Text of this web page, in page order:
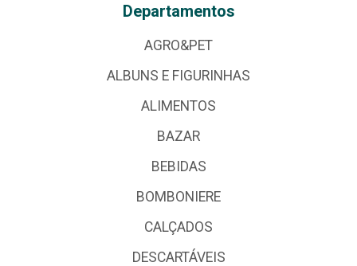
Departamentos
AGRO&PET
ALBUNS E FIGURINHAS
ALIMENTOS
BAZAR
BEBIDAS
BOMBONIERE
CALÇADOS
DESCARTÁVEIS